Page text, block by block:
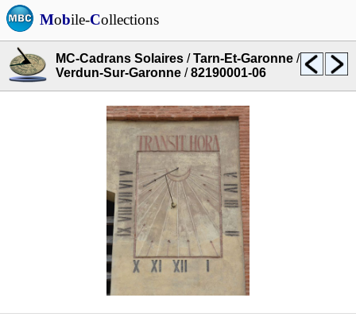
Mobile-Collections
MC-Cadrans Solaires /Tarn-Et-Garonne /
Verdun-Sur-Garonne /82190001-06